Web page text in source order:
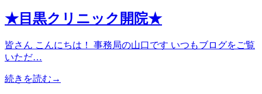
★目黒クリニック開院★
皆さん こんにちは！ 事務局の山口です いつもブログをご覧
いただ…
続きを読む→